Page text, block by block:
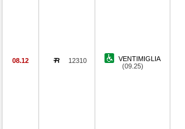
08.12 12310
VENTIMIGLIA
(09.25)